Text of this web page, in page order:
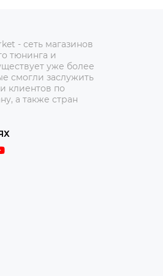
- сеть магазинов
тюнинга и
уже более
смогли заслужить
клиентов по
а также стран